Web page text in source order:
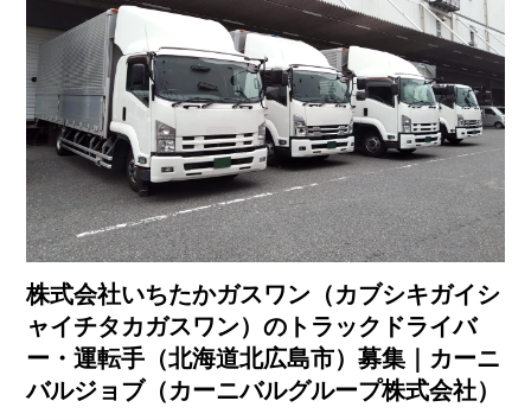
株式会社いちたかガスワン（カブシキガイシ
ャイチタカガスワン）のトラックドライバ
ー・運転手（北海道北広島市）募集｜カーニ
バルジョブ（カーニバルグループ株式会社）